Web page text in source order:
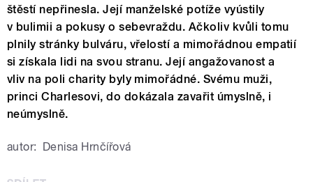
štěstí nepřinesla. Její manželské potíže vyústily
v bulimii a pokusy o sebevraždu. Ačkoliv kvůli tomu
plnily stránky bulváru, vřelostí a mimořádnou empatií
si získala lidi na svou stranu. Její angažovanost a
vliv na poli charity byly mimořádné. Svému muži,
princi Charlesovi, do dokázala zavařit úmyslně, i
neúmyslně.
autor: Denisa Hrnčířová